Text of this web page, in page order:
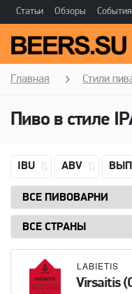
Статьи Обзоры События
Главная Стили
Пиво в стиле
IBU ABV
LABIETIS
Virsaitis